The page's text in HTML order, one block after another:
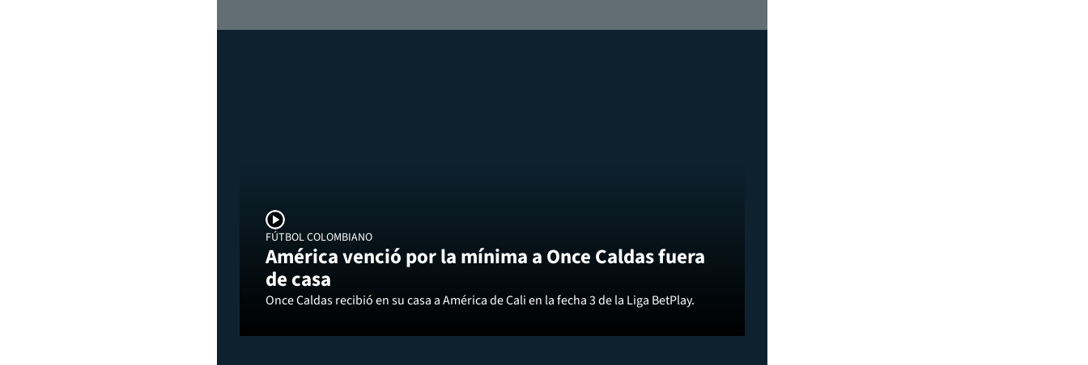
FÚTBOL COLOMBIANO
América venció por la mínima a Once Caldas fuera
de casa
Once Caldas recibió en su casa a América de Cali en la fecha 3 de la Liga BetPlay.